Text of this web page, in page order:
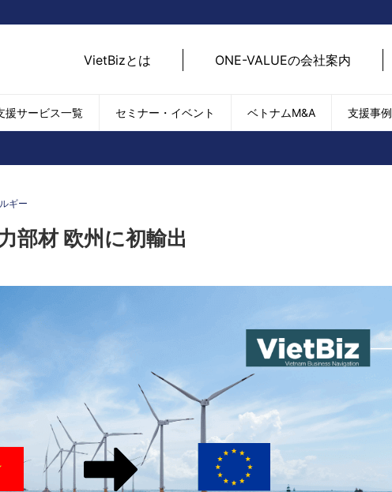
VietBizとは ONE-VALUEの会社案内
援サービス一覧 セミナー・イベント ベトナムM&A 支援事例
日用消費・小売
デジタル経済・IT
物流・倉庫
化学・素材
ナム進出
会社設立
外資規制
財務・会計
ベトナム企業
ベトナム企業動向
スタートアップ企業
ギー
部材 欧州に初輸出